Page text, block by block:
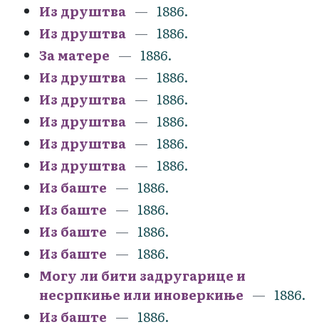
Из друштва
1886.
Из друштва
1886.
За матере
1886.
Из друштва
1886.
Из друштва
1886.
Из друштва
1886.
Из друштва
1886.
Из друштва
1886.
Из баште
1886.
Из баште
1886.
Из баште
1886.
Из баште
1886.
Могу ли бити задругарице и
несрпкиње или иноверкиње
1886.
Из баште
1886.